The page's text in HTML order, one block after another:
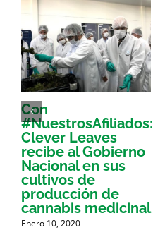
Con
#NuestrosAfiliados:
Clever Leaves
recibe al Gobierno
Nacional en sus
cultivos de
producción de
cannabis medicinal
Enero 10, 2020